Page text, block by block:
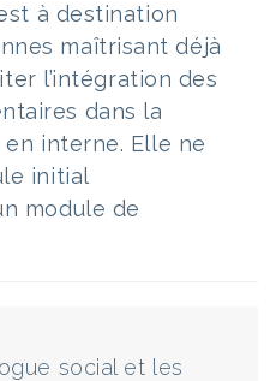
à destination
maîtrisant déjà
l’intégration des
dans la
interne. Elle ne
initial
module de
social et les